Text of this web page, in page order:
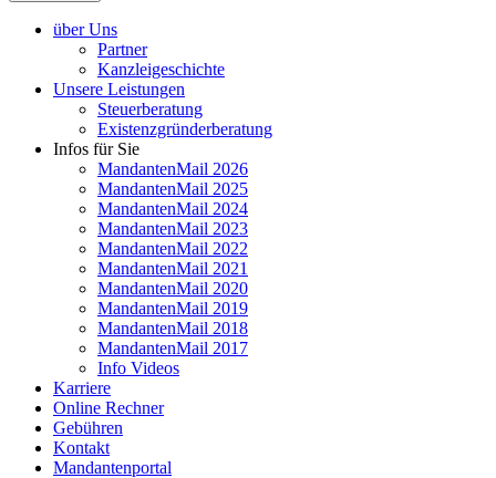
über Uns
Partner
Kanzleigeschichte
Unsere Leistungen
Steuerberatung
Existenzgründerberatung
Infos für Sie
MandantenMail 2026
MandantenMail 2025
MandantenMail 2024
MandantenMail 2023
MandantenMail 2022
MandantenMail 2021
MandantenMail 2020
MandantenMail 2019
MandantenMail 2018
MandantenMail 2017
Info Videos
Karriere
Online Rechner
Gebühren
Kontakt
Mandantenportal